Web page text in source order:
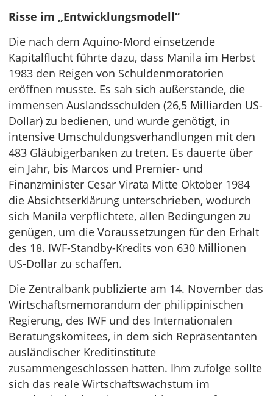
Risse im „Entwicklungsmodell“
Die nach dem Aquino-Mord einsetzende
Kapitalflucht führte dazu, dass Manila im Herbst
1983 den Reigen von Schuldenmoratorien
eröffnen musste. Es sah sich außerstande, die
immensen Auslandsschulden (26,5 Milliarden US-
Dollar) zu bedienen, und wurde genötigt, in
intensive Umschuldungsverhandlungen mit den
483 Gläubigerbanken zu treten. Es dauerte über
ein Jahr, bis Marcos und Premier- und
Finanzminister Cesar Virata Mitte Oktober 1984
die Absichtserklärung unterschrieben, wodurch
sich Manila verpflichtete, allen Bedingungen zu
genügen, um die Voraussetzungen für den Erhalt
des 18. IWF-Standby-Kredits von 630 Millionen
US-Dollar zu schaffen.
Die Zentralbank publizierte am 14. November das
Wirtschaftsmemorandum der philippinischen
Regierung, des IWF und des Internationalen
Beratungskomitees, in dem sich Repräsentanten
ausländischer Kreditinstitute
zusammengeschlossen hatten. Ihm zufolge sollte
sich das reale Wirtschaftswachstum im